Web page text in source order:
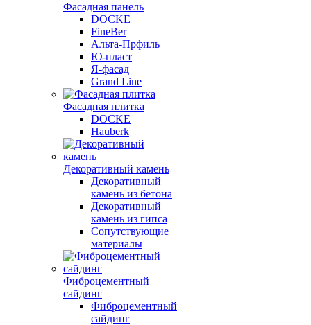
Фасадная панель
DOCKE
FineBer
Альта-Прфиль
Ю-пласт
Я-фасад
Grand Line
Фасадная плитка
DOCKE
Hauberk
Декоративный камень
Декоративный
камень из бетона
Декоративный
камень из гипса
Сопутствующие
материалы
Фиброцементный
сайдинг
Фиброцементный
сайдинг